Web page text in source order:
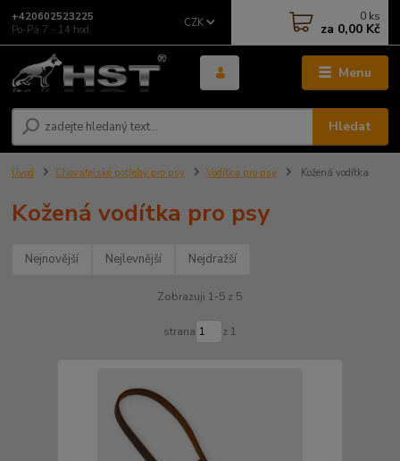
Menu
CZK
Hledat
+420602523225
Po-Pá 7 - 14 hod.
0 ks
za 0,00 Kč
Úvod Chovatelské potřeby pro psy Vodítka pro psy Kožená vodítka
Kožená vodítka pro psy
Nejnovější Nejlevnější Nejdražší
Zobrazuji 1-5 z 5
strana z 1